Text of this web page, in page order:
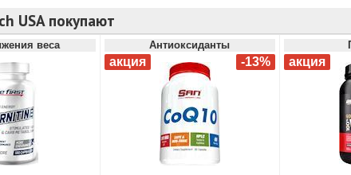
USA покупают
веса Антиоксиданты